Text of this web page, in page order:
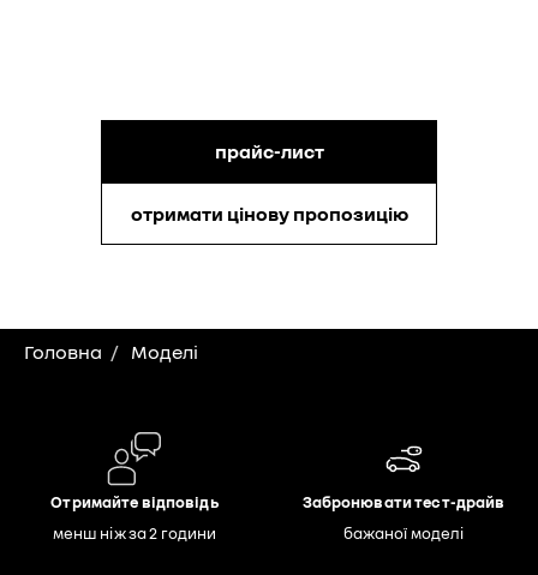
прайс-лист
отримати цінову пропозицію
Головна Моделі
Отримайте відповідь
менш ніж за 2 години
Забронювати тест-драйв
бажаної моделі